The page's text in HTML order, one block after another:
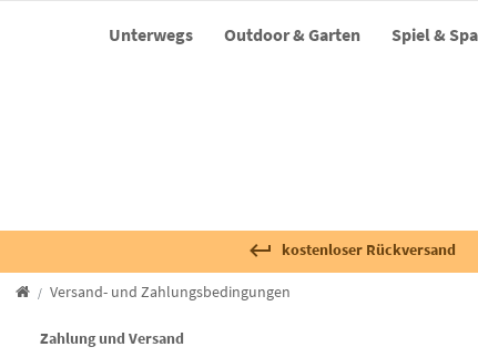
Unterwegs Outdoor & Garten Spiel &
kostenloser Rückversand
Versand- und Zahlungsbedingungen
Zahlung und Versand